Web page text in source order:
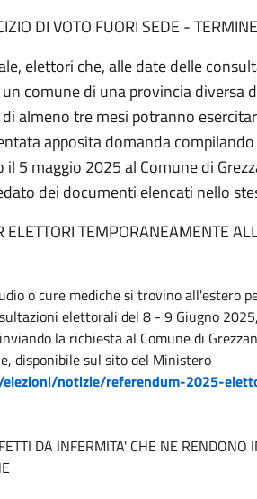
DI VOTO FUORI SEDE -
elettori che, alle date delle
comune di una provincia diversa
almeno tre mesi potranno
apposita domanda
5 maggio 2025 al Comune di
dei documenti elencati nello
TEMPORANEAMENTE
o cure mediche si trovino all'estero
elettorali del 8 - 9 Giugno 2025
la richiesta al Comune di
disponibile sul sito del Ministero
notizie/referendum-2025-
DA INFERMITA' CHE NE RENDONO